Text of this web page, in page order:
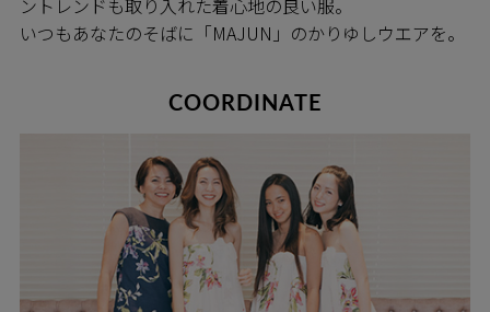
いつもあなたのそばに「MAJUN」のかりゆしウエアを。
COORDINATE